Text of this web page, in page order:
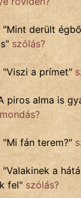
"Mint derült
" szólás?
"Viszi a prímet"
piros alma is
"Mi fán terem?"
"Valakinek a
fel" szólás?